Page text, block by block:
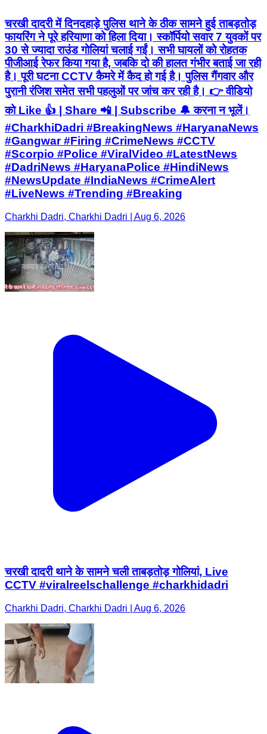
चरखी दादरी में दिनदहाड़े पुलिस थाने के ठीक सामने हुई ताबड़तोड़
फायरिंग ने पूरे हरियाणा को हिला दिया। स्कॉर्पियो सवार 7 युवकों पर
30 से ज्यादा राउंड गोलियां चलाई गईं। सभी घायलों को रोहतक
पीजीआई रेफर किया गया है, जबकि दो की हालत गंभीर बताई जा रही
है। पूरी घटना CCTV कैमरे में कैद हो गई है। पुलिस गैंगवार और
पुरानी रंजिश समेत सभी पहलुओं पर जांच कर रही है। 👉 वीडियो
को Like 👍 | Share 📲 | Subscribe 🔔 करना न भूलें।
#CharkhiDadri #BreakingNews #HaryanaNews
#Gangwar #Firing #CrimeNews #CCTV
#Scorpio #Police #ViralVideo #LatestNews
#DadriNews #HaryanaPolice #HindiNews
#NewsUpdate #IndiaNews #CrimeAlert
#LiveNews #Trending #Breaking
Charkhi Dadri, Charkhi Dadri | Aug 6, 2026
चरखी दादरी थाने के सामने चली ताबड़तोड़ गोलियां, Live
CCTV #viralreelschallenge #charkhidadri
Charkhi Dadri, Charkhi Dadri | Aug 6, 2026